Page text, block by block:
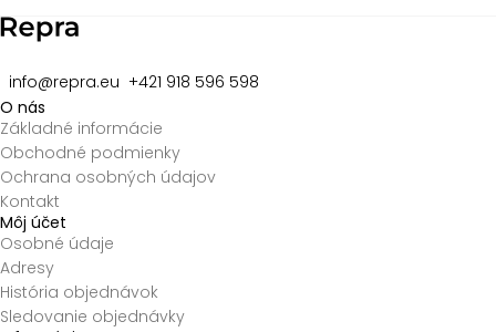
info@repra.eu +421 918 596 598
O nás
Základné informácie
Obchodné podmienky
Ochrana osobných údajov
Kontakt
Môj účet
Osobné údaje
Adresy
História objednávok
Sledovanie objednávky